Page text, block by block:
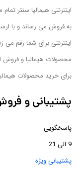
اینترنتی هیمالیا سنتر
به فروش می رساند و با
اینترنتی برای شما رقم
محصولات هیمالیا و فروش
برای خرید محصولات
پشتیبانی و
پاسخگویی
9 الی 21
پشتیبانی ویژه